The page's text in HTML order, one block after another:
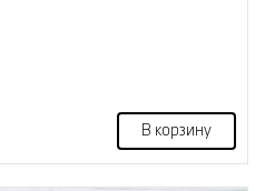
В корзину